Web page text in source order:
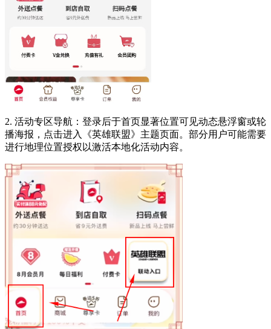
2. 活动专区导航：登录后于首页显著位置可见动态悬浮窗或轮
播海报，点击进入《英雄联盟》主题页面。部分用户可能需要
进行地理位置授权以激活本地化活动内容。